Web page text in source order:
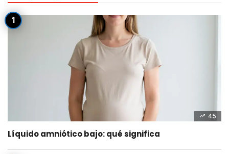
45
Líquido amniótico bajo: qué significa